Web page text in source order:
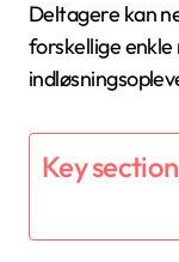
Deltagere kan
forskellige
Key